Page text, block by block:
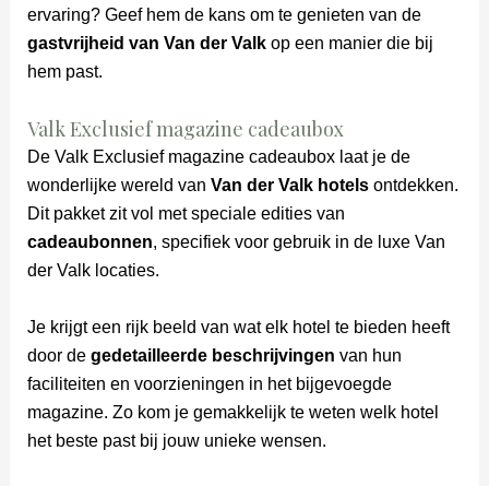
ervaring? Geef hem de kans om te genieten van de
gastvrijheid van Van der Valkop een manier die bij
hem past.
Valk Exclusief magazine cadeaubox
De Valk Exclusief magazine cadeaubox laat je de
wonderlijke wereld van Van der Valk hotelsontdekken.
Dit pakket zit vol met speciale edities van
cadeaubonnen, specifiek voor gebruik in de luxe Van
der Valk locaties.
Je krijgt een rijk beeld van wat elk hotel te bieden heeft
door de gedetailleerde beschrijvingen van hun
faciliteiten en voorzieningen in het bijgevoegde
magazine. Zo kom je gemakkelijk te weten welk hotel
het beste past bij jouw unieke wensen.